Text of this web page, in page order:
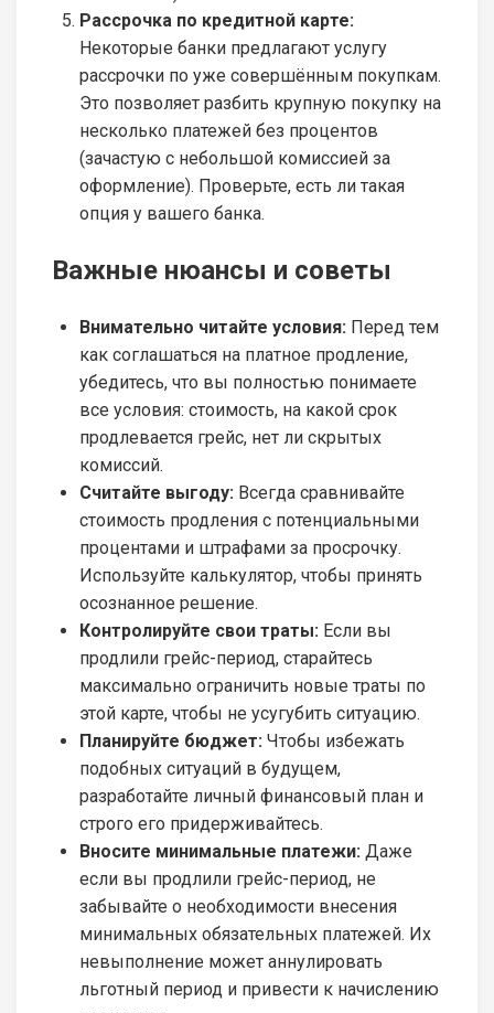
Рассрочка по кредитной карте:
Некоторые банки предлагают услугу
рассрочки по уже совершённым покупкам.
Это позволяет разбить крупную покупку на
несколько платежей без процентов
(зачастую с небольшой комиссией за
оформление). Проверьте, есть ли такая
опция у вашего банка.
Важные нюансы и советы
Внимательно читайте условия: Перед тем
как соглашаться на платное продление,
убедитесь, что вы полностью понимаете
все условия: стоимость, на какой срок
продлевается грейс, нет ли скрытых
комиссий.
Считайте выгоду: Всегда сравнивайте
стоимость продления с потенциальными
процентами и штрафами за просрочку.
Используйте калькулятор, чтобы принять
осознанное решение.
Контролируйте свои траты: Если вы
продлили грейс-период, старайтесь
максимально ограничить новые траты по
этой карте, чтобы не усугубить ситуацию.
Планируйте бюджет: Чтобы избежать
подобных ситуаций в будущем,
разработайте личный финансовый план и
строго его придерживайтесь.
Вносите минимальные платежи: Даже
если вы продлили грейс-период, не
забывайте о необходимости внесения
минимальных обязательных платежей. Их
невыполнение может аннулировать
льготный период и привести к начислению